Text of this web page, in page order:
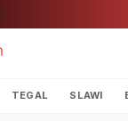
TEGAL SLAWI